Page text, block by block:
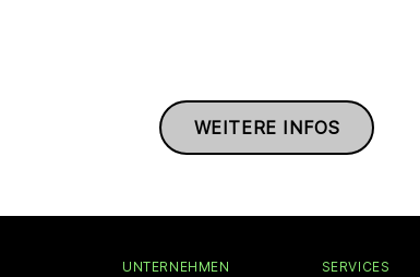
WEITERE INFOS
UNTERNEHMEN SERVICES